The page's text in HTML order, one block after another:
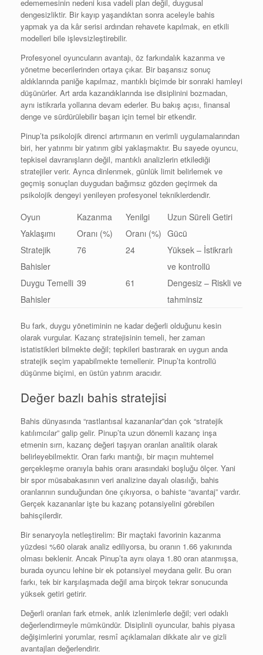
edememesinin nedeni kısa vadeli plan değil, duygusal
dengesizliktir. Bir kayıp yaşandıktan sonra aceleyle bahis
yapmak ya da kâr serisi ardından rehavete kapılmak, en etkili
modelleri bile işlevsizleştirebilir.
Profesyonel oyuncuların avantajı, öz farkındalık kazanma ve
yönetme becerilerinden ortaya çıkar. Bir başarısız sonuç
aldıklarında paniğe kapılmaz, mantıklı biçimde bir sonraki hamleyi
düşünürler. Art arda kazandıklarında ise disiplinini bozmadan,
aynı istikrarla yollarına devam ederler. Bu bakış açısı, finansal
denge ve sürdürülebilir başarı için temel bir etkendir.
Pinup’ta psikolojik direnci artırmanın en verimli uygulamalarından
biri, her yatırımı bir yatırım gibi yaklaşmaktır. Bu sayede oyuncu,
tepkisel davranışların değil, mantıklı analizlerin etkilediği
stratejiler verir. Ayrıca dinlenmek, günlük limit belirlemek ve
geçmiş sonuçları duygudan bağımsız gözden geçirmek da
psikolojik dengeyi yenileyen profesyonel tekniklerdendir.
Oyun
Yaklaşımı
Kazanma
Oranı (%)
Yenilgi
Oranı (%)
Uzun Süreli Getiri
Gücü
Stratejik
Bahisler
76 24
Yüksek – İstikrarlı
ve kontrollü
Duygu Temelli
Bahisler
39 61
Dengesiz – Riskli ve
tahminsiz
Bu fark, duygu yönetiminin ne kadar değerli olduğunu kesin
olarak vurgular. Kazanç stratejisinin temeli, her zaman
istatistikleri bilmekte değil; tepkileri bastırarak en uygun anda
stratejik seçim yapabilmekte temellenir. Pinup’ta kontrollü
düşünme biçimi, en üstün yatırım aracıdır.
Değer bazlı bahis stratejisi
Bahis dünyasında “rastlantısal kazananlar”dan çok “stratejik
katılımcılar” galip gelir. Pinup’ta uzun dönemli kazanç inşa
etmenin sırrı, kazanç değeri taşıyan oranları analitik olarak
belirleyebilmektir. Oran farkı mantığı, bir maçın muhtemel
gerçekleşme oranıyla bahis oranı arasındaki boşluğu ölçer. Yani
bir spor müsabakasının veri analizine dayalı olasılığı, bahis
oranlarının sunduğundan öne çıkıyorsa, o bahiste “avantaj” vardır.
Gerçek kazananlar işte bu kazanç potansiyelini görebilen
bahisçilerdir.
Bir senaryoyla netleştirelim: Bir maçtaki favorinin kazanma
yüzdesi %60 olarak analiz ediliyorsa, bu oranın 1.66 yakınında
olması beklenir. Ancak Pinup’ta aynı olaya 1.80 oran atanmışsa,
burada oyuncu lehine bir ek potansiyel meydana gelir. Bu oran
farkı, tek bir karşılaşmada değil ama birçok tekrar sonucunda
yüksek getiri getirir.
Değerli oranları fark etmek, anlık izlenimlerle değil; veri odaklı
değerlendirmeyle mümkündür. Disiplinli oyuncular, bahis piyasa
değişimlerini yorumlar, resmî açıklamaları dikkate alır ve gizli
avantajları değerlendirir.